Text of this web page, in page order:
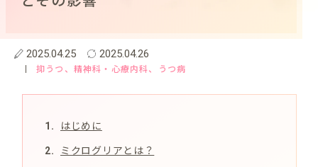
2025.04.25 2025.04.26
抑うつ 、精神科・心療内科、うつ病
はじめに
ミクログリアとは？